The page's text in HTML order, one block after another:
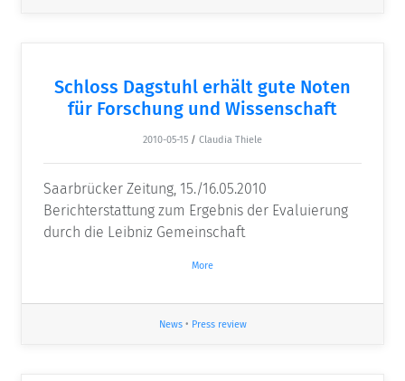
Schloss Dagstuhl erhält gute Noten
für Forschung und Wissenschaft
2010-05-15 / Claudia Thiele
Saarbrücker Zeitung, 15./16.05.2010
Berichterstattung zum Ergebnis der Evaluierung
durch die Leibniz Gemeinschaft
More
News• Press review